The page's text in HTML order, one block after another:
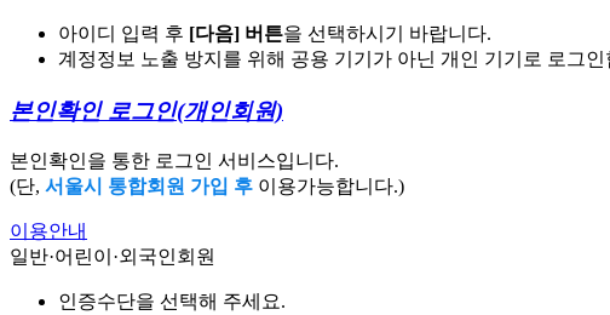
아이디 입력 후 [다음] 버튼을 선택하시기 바랍니다.
계정정보 노출 방지를 위해 공용 기기가 아닌 개인 기기로 로그인
본인확인 로그인(개인회원)
본인확인을 통한 로그인 서비스입니다.
(단, 서울시 통합회원 가입 후 이용가능합니다.)
이용안내
일반·어린이·외국인회원
인증수단을 선택해 주세요.